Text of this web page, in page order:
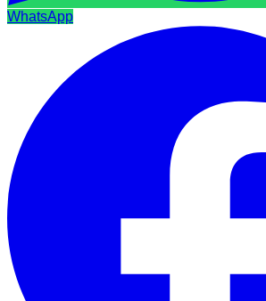
WhatsApp